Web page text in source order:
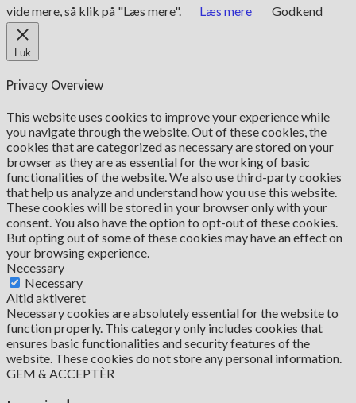
vide mere, så klik på "Læs mere".
Læs mere Godkend
Luk
Privacy Overview
This website uses cookies to improve your experience while
you navigate through the website. Out of these cookies, the
cookies that are categorized as necessary are stored on your
browser as they are as essential for the working of basic
functionalities of the website. We also use third-party cookies
that help us analyze and understand how you use this website.
These cookies will be stored in your browser only with your
consent. You also have the option to opt-out of these cookies.
But opting out of some of these cookies may have an effect on
your browsing experience.
Necessary
Necessary
Altid aktiveret
Necessary cookies are absolutely essential for the website to
function properly. This category only includes cookies that
ensures basic functionalities and security features of the
website. These cookies do not store any personal information.
GEM & ACCEPTÈR